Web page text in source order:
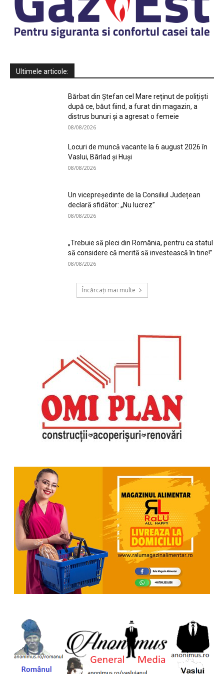
Ultimele articole:
Bărbat din Ștefan cel Mare reținut de polițiști
după ce, băut fiind, a furat din magazin, a
distrus bunuri și a agresat o femeie
08/08/2026
Locuri de muncă vacante la 6 august 2026 în
Vaslui, Bârlad și Huși
08/08/2026
Un vicepreședinte de la Consiliul Județean
declară sfidător: „Nu lucrez”
08/08/2026
„Trebuie să pleci din România, pentru ca statul
să considere că merită să investească în tine!”
08/08/2026
Încărcați mai multe